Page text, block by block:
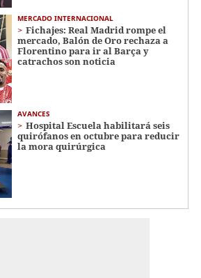
MERCADO INTERNACIONAL
Fichajes: Real Madrid rompe el
mercado, Balón de Oro rechaza a
Florentino para ir al Barça y
catrachos son noticia
AVANCES
Hospital Escuela habilitará seis
quirófanos en octubre para reducir
la mora quirúrgica